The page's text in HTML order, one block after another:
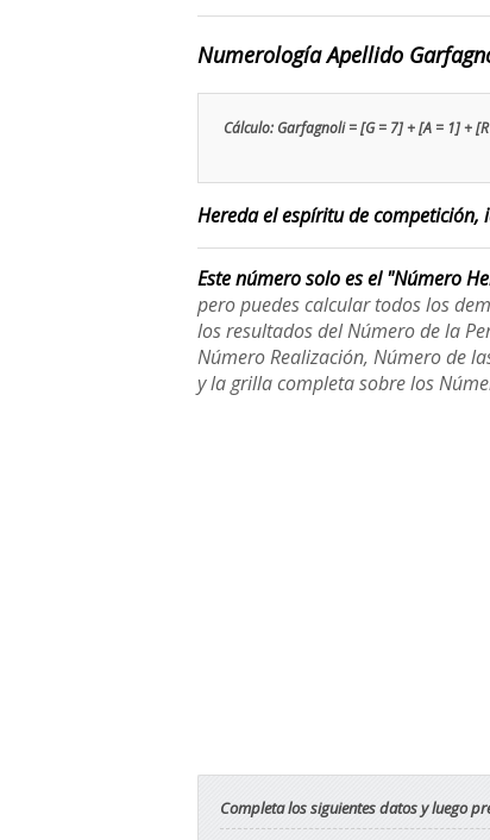
Numerología Apellido
Cálculo: Garfagnoli = [G = 7] + [A = 1] +
Hereda el espíritu de
Este número solo es el "Número
pero puedes calcular todos los
los resultados del Número de la
Número Realización, Número de
y la grilla completa sobre los
Completa los siguientes datos y luego